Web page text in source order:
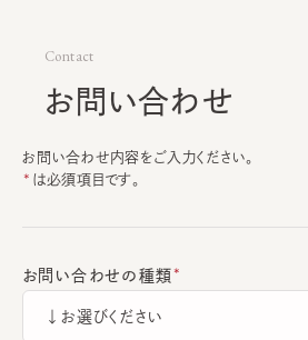
Contact
お問い合わせ
お問い合わせ内容をご入力ください。
は必須項目です。
お問い合わせの種類